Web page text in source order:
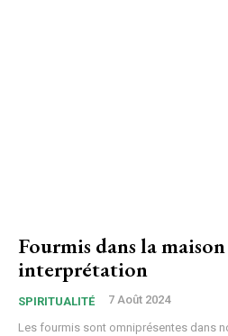
Fourmis dans la
interprétation
SPIRITUALITÉ 7 Août 2024
Les fourmis sont omniprésentes dans